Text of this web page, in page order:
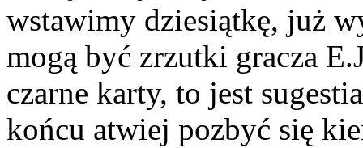
wstawimy dziesiątkę, już
mogą być zrzutki gracza
czarne karty, to jest
końcu atwiej pozbyć się